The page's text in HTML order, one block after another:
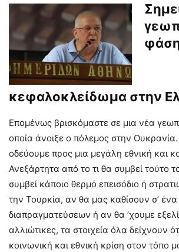
κεφαλοκλείδωμα στην
Επομένως βρισκόμαστε σε μια νέα
οποία άνοιξε ο πόλεμος στην
οδεύουμε προς μια μεγάλη εθνική και
Ανεξάρτητα από το τι θα συμβεί τούτο
συμβεί κάποιο θερμό επεισόδιο ή
την Τουρκία, αν θα μας καθίσουν σ’ ένα
διαπραγματεύσεων ή αν θα ’χουμε
αλλιώτικες, τα στοιχεία όλα δείχνουν
κοινωνική και εθνική κρίση στον τόπο